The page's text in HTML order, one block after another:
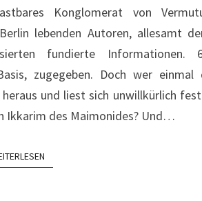
Konglomerat von
lebenden Autoren, allesamt
fundierte Informationen.
zugegeben. Doch wer einmal
und liest sich unwillkürlich
Ikkarim des Maimonides? Und…